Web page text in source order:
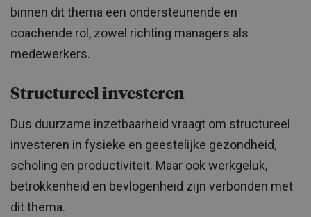
binnen dit thema een ondersteunende en
coachende rol, zowel richting managers als
medewerkers.
Structureel investeren
Dus duurzame inzetbaarheid vraagt om structureel
investeren in fysieke en geestelijke gezondheid,
scholing en productiviteit. Maar ook werkgeluk,
betrokkenheid en bevlogenheid zijn verbonden met
dit thema.